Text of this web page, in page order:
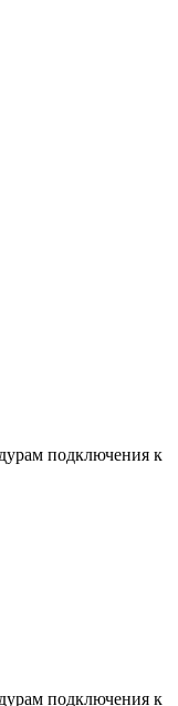
подключения к
подключения к